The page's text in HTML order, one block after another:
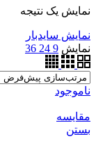
نمایش یک نتیجه
نمایش سایدبار
نمایش 9
24
36
ناموجود
مقایسه
بستن